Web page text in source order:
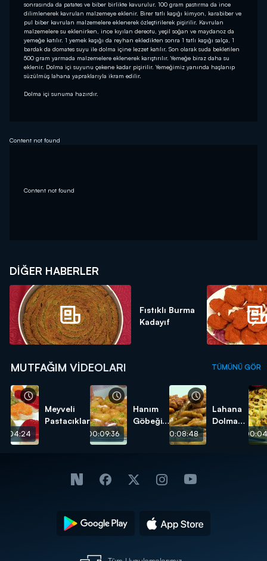
sonrasında da patates ve biber birlikte kavurulur. 100 gram pastırma da ince
dilimlenerek kavrulan malzemeye eklenir. Birer tatlı kaşığı kimyon, karabiber ve
pul biber kavrulan malzemelere eklenerek özleştirilerek pişirilir. Kavrulan
malzemelere su eklenirken, ince kıyılan dereotu, yeşil soğan ve maydanoz da
yemeğe katılır. 1 yemek kaşığı da reyhan ekledikten sonra 1 tatlı kaşığı salça, 1
bardak da domates suyu ile dolma içine lezzet katılır. Son olarak suda bekletilen
500 gram yarmada malzemelere eklenerek karıştırılır. Yemeğe biraz daha su
eklenir. Dolma içi suyunu çekene kadar pişirilir. Yemeğimiz yanında haşlanıp
süzülmüş lahana yapraklarıyla ikram edilir.
Dolma içi sunuma hazırdır.
Content not found
Content not found
DIĞER HABERLER
Fıstıklı Burma
Kadayıf
MUTFAĞIM VIDEOLARI TÜMÜNÜ GÖR
Meyveli
Pastacıklar
00:09:36
Hanım
Göbeği
00:08:48
Lahana
Dolması